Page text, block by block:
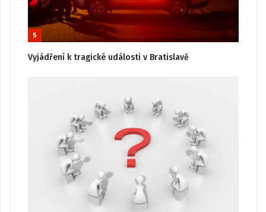
5
Vyjádření k tragické události v Bratislavě